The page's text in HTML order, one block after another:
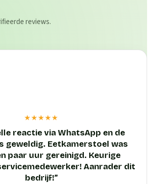
reviews.
★★★★★
reactie via WhatsApp en de
geweldig. Eetkamerstoel was
paar uur gereinigd. Keurige
Aanrader dit
bedrijf!”